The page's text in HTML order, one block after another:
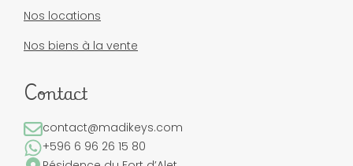
Nos locations
Nos biens à la vente
Contact
contact@madikeys.com
+596 6 96 26 15 80